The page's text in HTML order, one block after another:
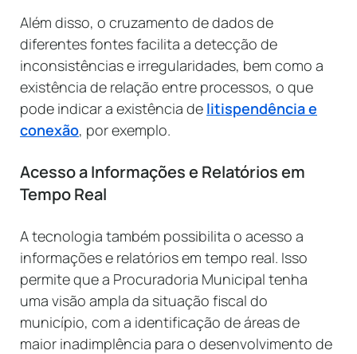
Além disso, o cruzamento de dados de
diferentes fontes facilita a detecção de
inconsistências e irregularidades, bem como a
existência de relação entre processos, o que
pode indicar a existência de litispendência e
conexão, por exemplo.
Acesso a Informações e Relatórios em
Tempo Real
A tecnologia também possibilita o acesso a
informações e relatórios em tempo real. Isso
permite que a Procuradoria Municipal tenha
uma visão ampla da situação fiscal do
município, com a identificação de áreas de
maior inadimplência para o desenvolvimento de